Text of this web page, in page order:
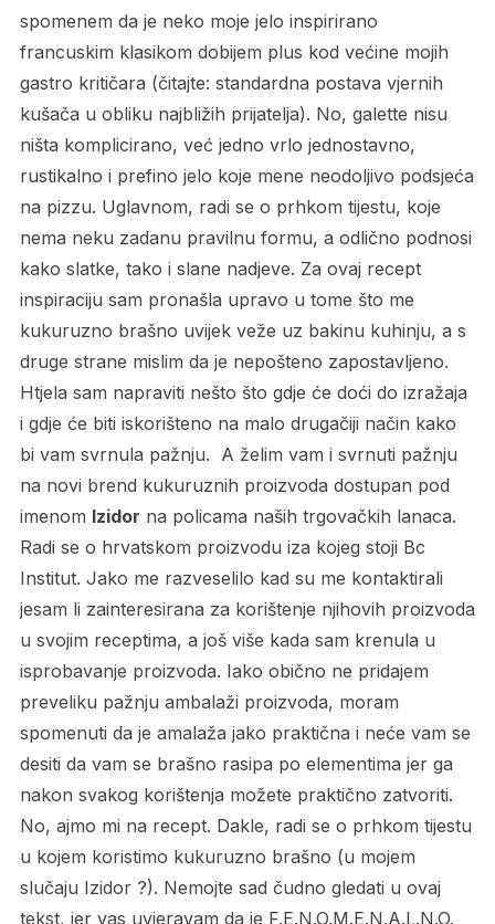
spomenem da je neko moje jelo inspirirano
francuskim klasikom dobijem plus kod većine mojih
gastro kritičara (čitajte: standardna postava vjernih
kušača u obliku najbližih prijatelja). No, galette nisu
ništa komplicirano, već jedno vrlo jednostavno,
rustikalno i prefino jelo koje mene neodoljivo podsjeća
na pizzu. Uglavnom, radi se o prhkom tijestu, koje
nema neku zadanu pravilnu formu, a odlično podnosi
kako slatke, tako i slane nadjeve. Za ovaj recept
inspiraciju sam pronašla upravo u tome što me
kukuruzno brašno uvijek veže uz bakinu kuhinju, a s
druge strane mislim da je nepošteno zapostavljeno.
Htjela sam napraviti nešto što gdje će doći do izražaja
i gdje će biti iskorišteno na malo drugačiji način kako
bi vam svrnula pažnju. A želim vam i svrnuti pažnju
na novi brend kukuruznih proizvoda dostupan pod
imenom Izidor na policama naših trgovačkih lanaca.
Radi se o hrvatskom proizvodu iza kojeg stoji Bc
Institut. Jako me razveselilo kad su me kontaktirali
jesam li zainteresirana za korištenje njihovih proizvoda
u svojim receptima, a još više kada sam krenula u
isprobavanje proizvoda. Iako obično ne pridajem
preveliku pažnju ambalaži proizvoda, moram
spomenuti da je amalaža jako praktična i neće vam se
desiti da vam se brašno rasipa po elementima jer ga
nakon svakog korištenja možete praktično zatvoriti.
No, ajmo mi na recept. Dakle, radi se o prhkom tijestu
u kojem koristimo kukuruzno brašno (u mojem
slučaju Izidor ?). Nemojte sad čudno gledati u ovaj
tekst, jer vas uvjeravam da je F.E.N.O.M.E.N.A.L.N.O.